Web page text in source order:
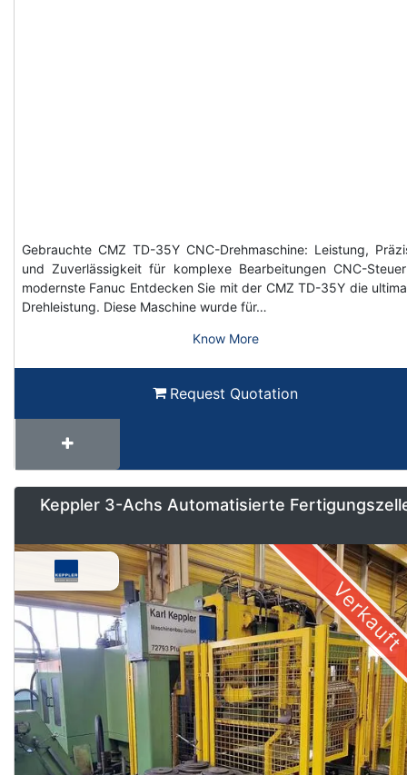
Gebrauchte CMZ TD-35Y CNC-Drehmaschine: Leistung,
und Zuverlässigkeit für komplexe Bearbeitungen CNC-
modernste Fanuc Entdecken Sie mit der CMZ TD-35Y die
Drehleistung. Diese Maschine wurde für…
Know More
Request Quotation
Keppler 3-Achs Automatisierte
Verkauft